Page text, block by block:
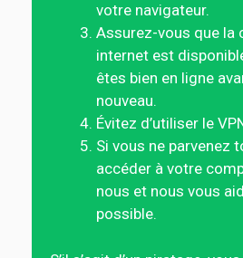
votre navigateur.
Assurez-vous que la
internet est
êtes bien en ligne
nouveau.
Évitez d’utiliser le
Si vous ne parvenez
accéder à votre
nous et nous vous
possible.